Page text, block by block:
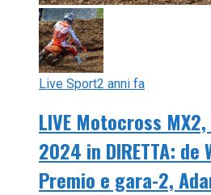
Live Sport2 anni fa
LIVE Motocross
2024 in DIRETTA:
Premio e gara-2,